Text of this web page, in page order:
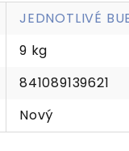
JEDNOTLIVÉ
9 kg
841089139621
Nový